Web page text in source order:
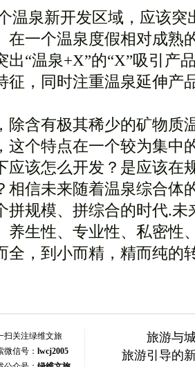
温泉新开发区域，应该突
在一个温泉度假相对成熟
出“温泉+X”的“X”吸引产
征，同时注重温泉延伸产
除含有极其稀少的矿物质
这个特点在一个较为集中
应该怎么开发？是应该在
相信未来随着温泉综合体
拼规模、拼综合的时代.未
养生性、专业性、私密性
全，到小而精，精而纯的
扫关注绿维文旅
微信号： lwcj2005
旅游与
旅游引导的